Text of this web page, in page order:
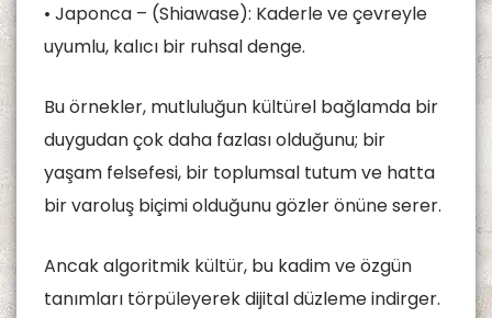
• Japonca – (Shiawase): Kaderle ve çevreyle
uyumlu, kalıcı bir ruhsal denge.
Bu örnekler, mutluluğun kültürel bağlamda bir
duygudan çok daha fazlası olduğunu; bir
yaşam felsefesi, bir toplumsal tutum ve hatta
bir varoluş biçimi olduğunu gözler önüne serer.
Ancak algoritmik kültür, bu kadim ve özgün
tanımları törpüleyerek dijital düzleme indirger.